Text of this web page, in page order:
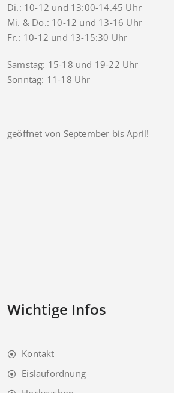
Di.: 10-12 und 13:00-14.45 Uhr
Mi. & Do.: 10-12 und 13-16 Uhr
Fr.: 10-12 und 13-15:30 Uhr
Samstag: 15-18 und 19-22 Uhr
Sonntag: 11-18 Uhr
geöffnet von September bis April!
Wichtige Infos
Kontakt
Eislaufordnung